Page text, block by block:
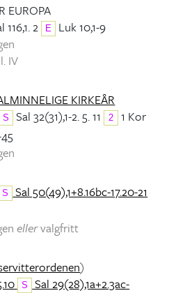
EUROPA
116,1. 2 E
Luk 10,1-9
IV
KIRKEÅR
S Sal 32(31),1-2. 5. 11 2
1 Kor
S Sal 50(49),1+8.16bc-17.20-21
ellervalgfritt
)
S
Sal 29(28),1a+2.3ac-